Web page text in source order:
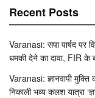
Recent Posts
Varanasi: सपा पार्षद पर
धमकी देने का दावा, FIR के
Varanasi: ज्ञानवापी मुक्ति
निकाली भव्य कलश यात्रा